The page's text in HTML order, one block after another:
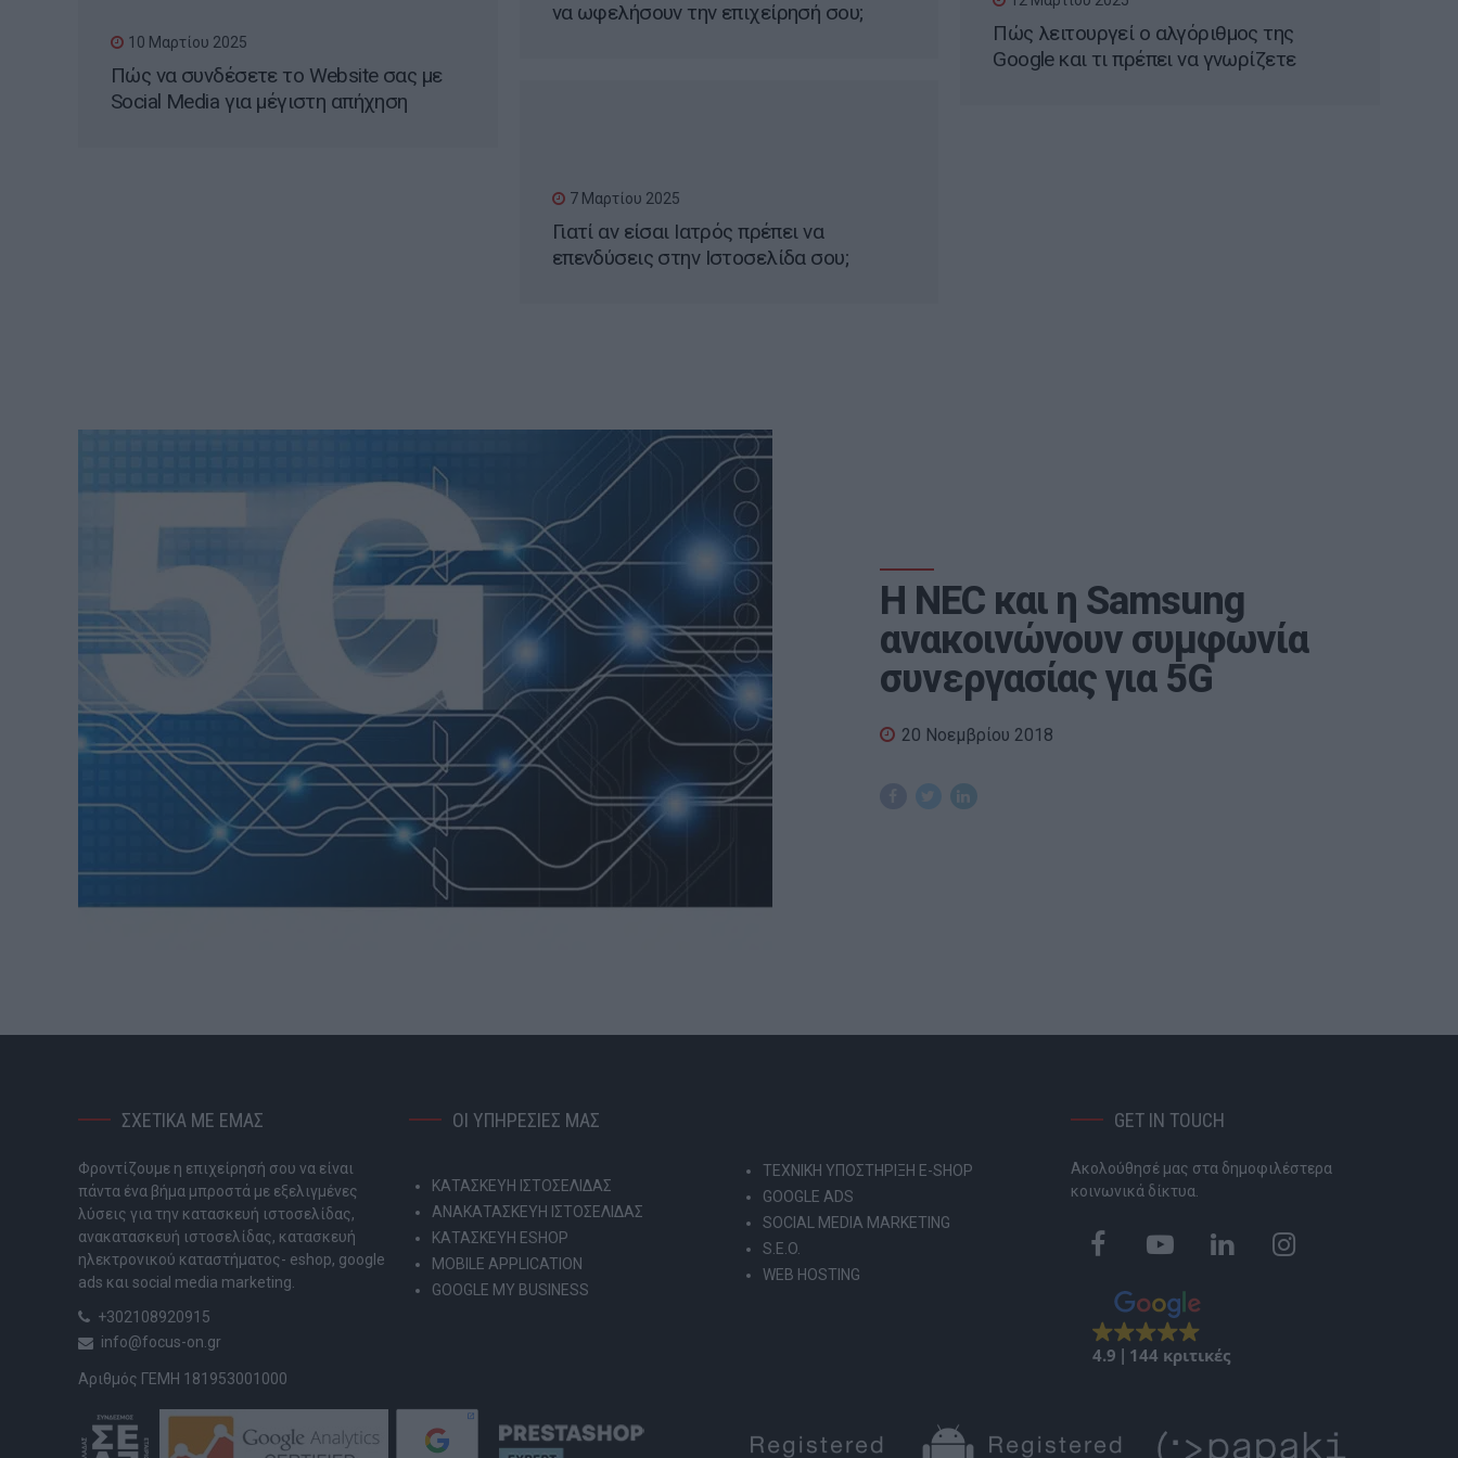
να ωφελήσουν την επιχείρησή σου;
Πώς λειτουργεί ο αλγόριθμος της
Google και τι πρέπει να γνωρίζετε
10 Μαρτίου 2025
Πώς να συνδέσετε το Website σας με
Social Media για μέγιστη απήχηση
7 Μαρτίου 2025
Γιατί αν είσαι Ιατρός πρέπει να
επενδύσεις στην Ιστοσελίδα σου;
Η NEC και η Samsung
ανακοινώνουν συμφωνία
συνεργασίας για 5G
20 Νοεμβρίου 2018
ΣΧΕΤΙΚΑ ΜΕ ΕΜΑΣ
Φροντίζουμε η επιχείρησή σου να είναι
πάντα ένα βήμα μπροστά με εξελιγμένες
λύσεις για την κατασκευή ιστοσελίδας,
ανακατασκευή ιστοσελίδας, κατασκευή
ηλεκτρονικού καταστήματος- eshop, google
ads και social media marketing.
+302108920915
info@focus-on.gr
Αριθμός ΓΕΜΗ 181953001000
ΟΙ ΥΠΗΡΕΣΙΕΣ ΜΑΣ
ΚΑΤΑΣΚΕΥΗ ΙΣΤΟΣΕΛΙΔΑΣ
ΑΝΑΚΑΤΑΣΚΕΥΗ ΙΣΤΟΣΕΛΙΔΑΣ
ΚΑΤΑΣΚΕΥΗ ESHOP
MOBILE APPLICATION
GOOGLE MY BUSINESS
ΤΕΧΝΙΚΗ ΥΠΟΣΤΗΡΙΞΗ E-SHOP
GOOGLE ADS
SOCIAL MEDIA MARKETING
S.E.O.
WEB HOSTING
GET IN TOUCH
Ακολούθησέ μας στα δημοφιλέστερα
κοινωνικά δίκτυα.
4.9 144 κριτικές